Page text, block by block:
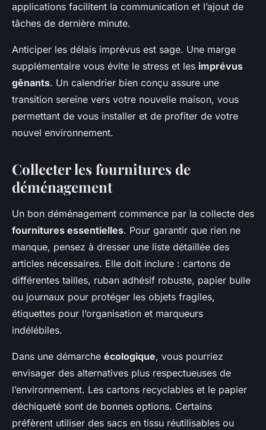
applications facilitent la communication et l’ajout de
tâches de dernière minute.
Anticiper les délais imprévus est sage. Une marge
supplémentaire vous évite le stress et les imprévus
gênants. Un calendrier bien conçu assure une
transition sereine vers votre nouvelle maison, vous
permettant de vous installer et de profiter de votre
nouvel environnement.
Collecter les fournitures de
déménagement
Un bon déménagement commence par la collecte des
fournitures essentielles. Pour garantir que rien ne
manque, pensez à dresser une liste détaillée des
articles nécessaires. Elle doit inclure : cartons de
différentes tailles, ruban adhésif robuste, papier bulle
ou journaux pour protéger les objets fragiles,
étiquettes pour l’organisation et marqueurs
indélébiles.
Dans une démarche écologique, vous pourriez
envisager des alternatives plus respectueuses de
l’environnement. Les cartons recyclables et le papier
déchiqueté sont de bonnes options. Certains
préfèrent utiliser des sacs en tissu réutilisables ou